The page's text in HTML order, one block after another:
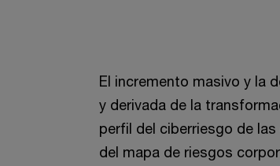
El incremento masivo y la
y derivada de la
perfil del ciberriesgo de
del mapa de riesgos